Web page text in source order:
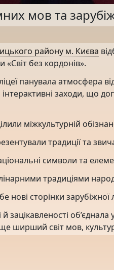
мов та
району м. Києва
«Світ без кордонів».
панувала атмосфера
інтерактивні заходи, що
міжкультурній
традиції та
символи та
традиціями
нові сторінки зарубіжної
зацікавленості
ширший світ мов,